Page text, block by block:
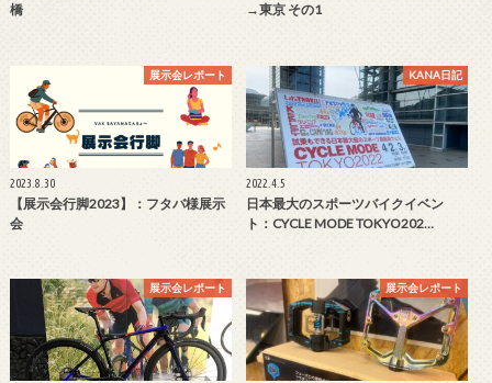
橋
→東京 その1
展示会レポート
2023.8.30
【展示会行脚2023】：フタバ様展示
会
KANA日記
2022.4.5
日本最大のスポーツバイクイベン
ト：CYCLE MODE TOKYO202…
展示会レポート 展示会レポート